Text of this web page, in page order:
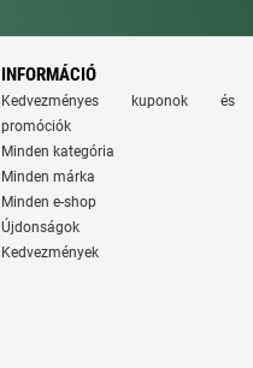
INFORMÁCIÓ
Kedvezményes kuponok és
promóciók
Minden kategória
Minden márka
Minden e-shop
Újdonságok
Kedvezmények